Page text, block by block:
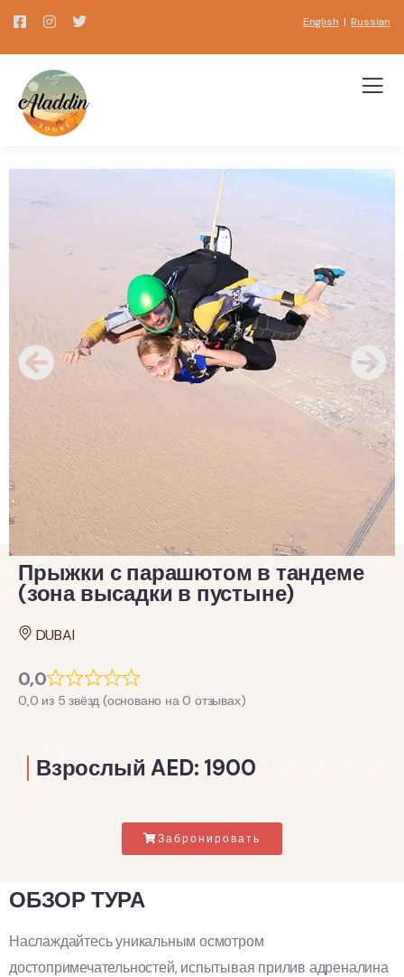
English |Russian
Прыжки с парашютом в тандеме
(зона высадки в пустыне)
DUBAI
0,0
0,0 из 5 звёзд (основано на 0 отзывах)
Взрослый AED: 1900
Забронировать
ОБЗОР ТУРА
Наслаждайтесь уникальным осмотром
достопримечательностей, испытывая прилив адреналина